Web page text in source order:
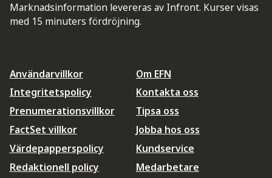
Marknadsinformation levereras av Infront. Kurser visas
med 15 minuters fördröjning.
Användarvillkor
Integritetspolicy
Prenumerationsvillkor
FactSet villkor
Värdepapperspolicy
Redaktionell policy
Om EFN
Kontakta oss
Tipsa oss
Jobba hos oss
Kundservice
Medarbetare